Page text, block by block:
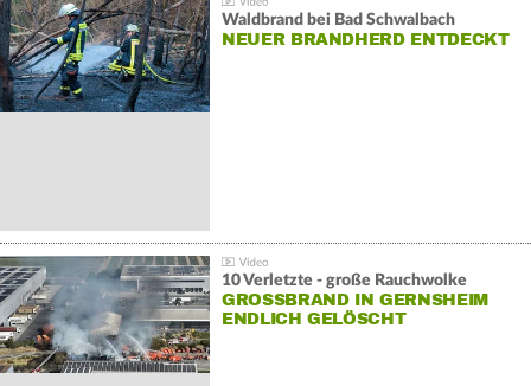
Waldbrand bei Bad Schwalbach
NEUER BRANDHERD ENTDECKT
10 Verletzte - große Rauchwolke
GROSSBRAND IN GERNSHEIM E
NDLICH GELÖSCHT